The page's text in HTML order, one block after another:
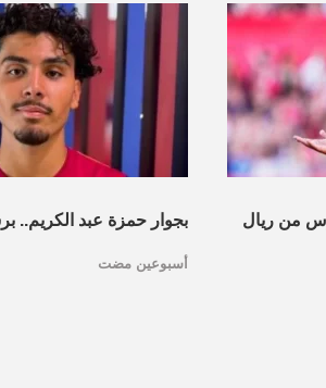
من ريال بجوار حمزة عبد الكريم..
أسبوعين مضت